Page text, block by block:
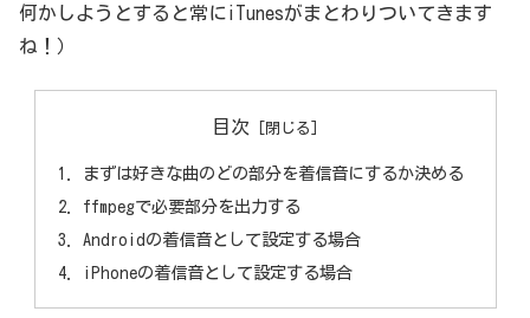
何かしようとすると常にiTunesがまとわりついてきます
ね！）
目次
まずは好きな曲のどの部分を着信音にするか決める
ffmpegで必要部分を出力する
Androidの着信音として設定する場合
iPhoneの着信音として設定する場合